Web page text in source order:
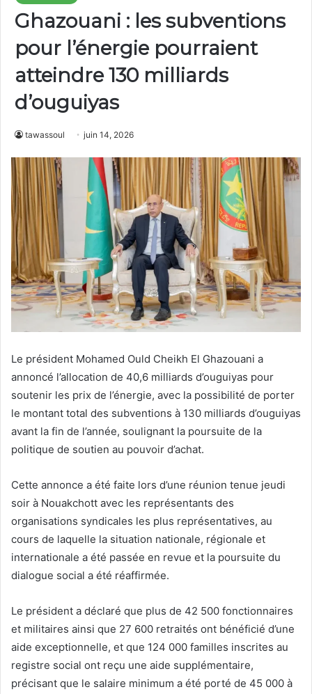
Ghazouani : les subventions
pour l’énergie pourraient
atteindre 130 milliards
d’ouguiyas
tawassoul juin 14, 2026
Le président Mohamed Ould Cheikh El Ghazouani a
annoncé l’allocation de 40,6 milliards d’ouguiyas pour
soutenir les prix de l’énergie, avec la possibilité de porter
le montant total des subventions à 130 milliards d’ouguiyas
avant la fin de l’année, soulignant la poursuite de la
politique de soutien au pouvoir d’achat.
Cette annonce a été faite lors d’une réunion tenue jeudi
soir à Nouakchott avec les représentants des
organisations syndicales les plus représentatives, au
cours de laquelle la situation nationale, régionale et
internationale a été passée en revue et la poursuite du
dialogue social a été réaffirmée.
Le président a déclaré que plus de 42 500 fonctionnaires
et militaires ainsi que 27 600 retraités ont bénéficié d’une
aide exceptionnelle, et que 124 000 familles inscrites au
registre social ont reçu une aide supplémentaire,
précisant que le salaire minimum a été porté de 45 000 à